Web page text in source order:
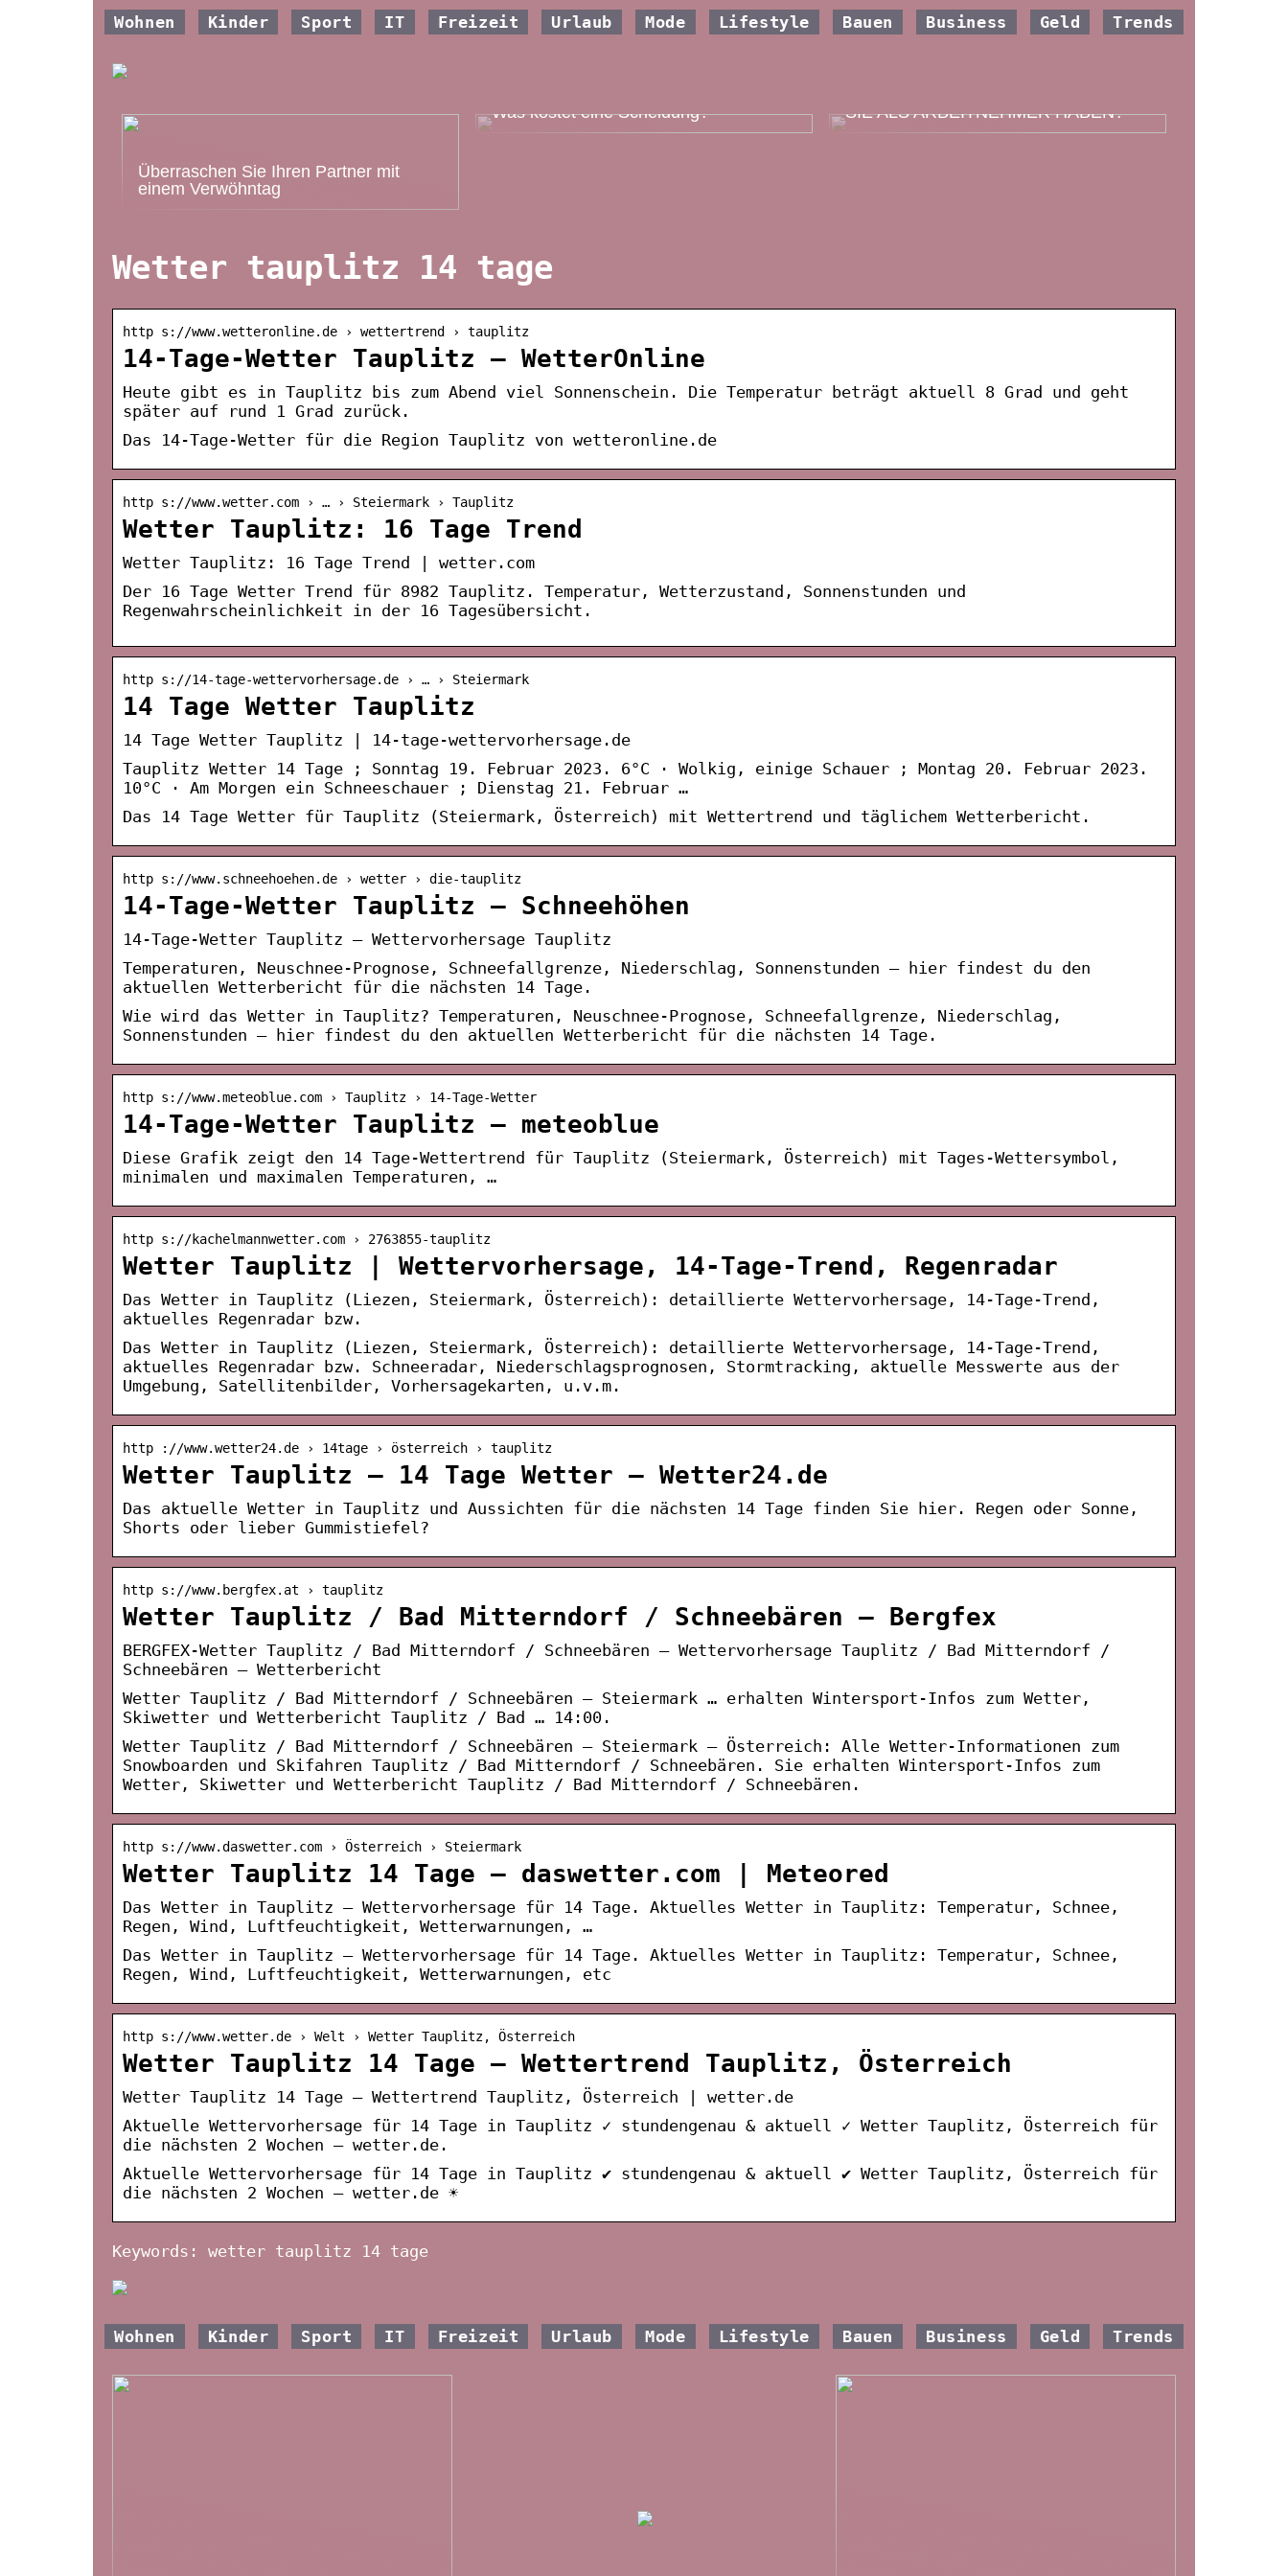
Wohnen Kinder Sport IT Freizeit Urlaub Mode Lifestyle Bauen Business Geld Trends
Überraschen Sie Ihren Partner mit
einem Verwöhntag
Was kostet eine Scheidung?
SIE ALS ARBEITNEHMER HABEN?
Wetter tauplitz 14 tage
http s://www.wetteronline.de › wettertrend › tauplitz
14-Tage-Wetter Tauplitz – WetterOnline
Heute gibt es in Tauplitz bis zum Abend viel Sonnenschein. Die Temperatur beträgt aktuell 8 Grad und geht
später auf rund 1 Grad zurück.
Das 14-Tage-Wetter für die Region Tauplitz von wetteronline.de
http s://www.wetter.com › … › Steiermark › Tauplitz
Wetter Tauplitz: 16 Tage Trend
Wetter Tauplitz: 16 Tage Trend | wetter.com
Der 16 Tage Wetter Trend für 8982 Tauplitz. Temperatur, Wetterzustand, Sonnenstunden und
Regenwahrscheinlichkeit in der 16 Tagesübersicht.
http s://14-tage-wettervorhersage.de › … › Steiermark
14 Tage Wetter Tauplitz
14 Tage Wetter Tauplitz | 14-tage-wettervorhersage.de
Tauplitz Wetter 14 Tage ; Sonntag 19. Februar 2023. 6°C · Wolkig, einige Schauer ; Montag 20. Februar 2023.
10°C · Am Morgen ein Schneeschauer ; Dienstag 21. Februar …
Das 14 Tage Wetter für Tauplitz (Steiermark, Österreich) mit Wettertrend und täglichem Wetterbericht.
http s://www.schneehoehen.de › wetter › die-tauplitz
14-Tage-Wetter Tauplitz – Schneehöhen
14-Tage-Wetter Tauplitz – Wettervorhersage Tauplitz
Temperaturen, Neuschnee-Prognose, Schneefallgrenze, Niederschlag, Sonnenstunden – hier findest du den
aktuellen Wetterbericht für die nächsten 14 Tage.
Wie wird das Wetter in Tauplitz? Temperaturen, Neuschnee-Prognose, Schneefallgrenze, Niederschlag,
Sonnenstunden – hier findest du den aktuellen Wetterbericht für die nächsten 14 Tage.
http s://www.meteoblue.com › Tauplitz › 14-Tage-Wetter
14-Tage-Wetter Tauplitz – meteoblue
Diese Grafik zeigt den 14 Tage-Wettertrend für Tauplitz (Steiermark, Österreich) mit Tages-Wettersymbol,
minimalen und maximalen Temperaturen, …
http s://kachelmannwetter.com › 2763855-tauplitz
Wetter Tauplitz | Wettervorhersage, 14-Tage-Trend, Regenradar
Das Wetter in Tauplitz (Liezen, Steiermark, Österreich): detaillierte Wettervorhersage, 14-Tage-Trend,
aktuelles Regenradar bzw.
Das Wetter in Tauplitz (Liezen, Steiermark, Österreich): detaillierte Wettervorhersage, 14-Tage-Trend,
aktuelles Regenradar bzw. Schneeradar, Niederschlagsprognosen, Stormtracking, aktuelle Messwerte aus der
Umgebung, Satellitenbilder, Vorhersagekarten, u.v.m.
http ://www.wetter24.de › 14tage › österreich › tauplitz
Wetter Tauplitz – 14 Tage Wetter – Wetter24.de
Das aktuelle Wetter in Tauplitz und Aussichten für die nächsten 14 Tage finden Sie hier. Regen oder Sonne,
Shorts oder lieber Gummistiefel?
http s://www.bergfex.at › tauplitz
Wetter Tauplitz / Bad Mitterndorf / Schneebären – Bergfex
BERGFEX-Wetter Tauplitz / Bad Mitterndorf / Schneebären – Wettervorhersage Tauplitz / Bad Mitterndorf /
Schneebären – Wetterbericht
Wetter Tauplitz / Bad Mitterndorf / Schneebären – Steiermark … erhalten Wintersport-Infos zum Wetter,
Skiwetter und Wetterbericht Tauplitz / Bad … 14:00.
Wetter Tauplitz / Bad Mitterndorf / Schneebären – Steiermark – Österreich: Alle Wetter-Informationen zum
Snowboarden und Skifahren Tauplitz / Bad Mitterndorf / Schneebären. Sie erhalten Wintersport-Infos zum
Wetter, Skiwetter und Wetterbericht Tauplitz / Bad Mitterndorf / Schneebären.
http s://www.daswetter.com › Österreich › Steiermark
Wetter Tauplitz 14 Tage – daswetter.com | Meteored
Das Wetter in Tauplitz – Wettervorhersage für 14 Tage. Aktuelles Wetter in Tauplitz: Temperatur, Schnee,
Regen, Wind, Luftfeuchtigkeit, Wetterwarnungen, …
Das Wetter in Tauplitz – Wettervorhersage für 14 Tage. Aktuelles Wetter in Tauplitz: Temperatur, Schnee,
Regen, Wind, Luftfeuchtigkeit, Wetterwarnungen, etc
http s://www.wetter.de › Welt › Wetter Tauplitz, Österreich
Wetter Tauplitz 14 Tage – Wettertrend Tauplitz, Österreich
Wetter Tauplitz 14 Tage – Wettertrend Tauplitz, Österreich | wetter.de
Aktuelle Wettervorhersage für 14 Tage in Tauplitz ✓ stundengenau & aktuell ✓ Wetter Tauplitz, Österreich für
die nächsten 2 Wochen – wetter.de.
Aktuelle Wettervorhersage für 14 Tage in Tauplitz ✔ stundengenau & aktuell ✔ Wetter Tauplitz, Österreich für
die nächsten 2 Wochen – wetter.de ☀
Keywords: wetter tauplitz 14 tage
Wohnen Kinder Sport IT Freizeit Urlaub Mode Lifestyle Bauen Business Geld Trends